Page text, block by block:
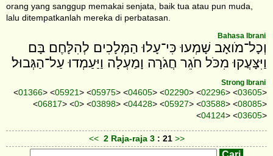
orang yang sanggup memakai senjata, baik tua atau pun muda,
lalu ditempatkanlah mereka di perbatasan.
Bahasa Ibrani
וְכָל־מֹואָב שָׁמְעוּ כִּי־עָלוּ הַמְּלָכִים לְהִלָּחֶם בָּם
וַיִּצָּעֲקוּ מִכֹּל חֹגֵר חֲגֹרָה וָמַעְלָה וַיַּעַמְדוּ עַל־הַגְּבוּל׃
Strong Ibrani
<01366> <05921> <05975> <04605> <02290> <02296> <03605>
<06817> <0> <03898> <04428> <05927> <03588> <08085>
<04124> <03605>
<< 2 Raja-raja 3 : 21 >>